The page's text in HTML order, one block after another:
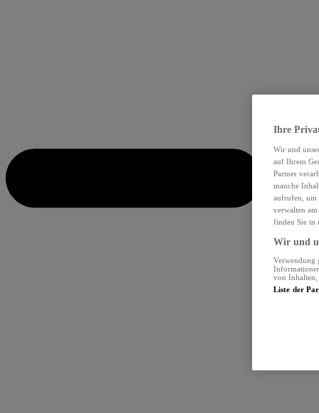
Ihre
Wir und
auf Ihrem
Partner
manche
aufrufen, um
verwalten
finden Sie in
Wir und
Verwendung
von Inhalten,
Liste der